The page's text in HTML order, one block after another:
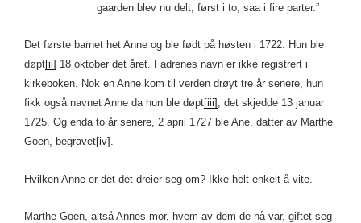
gaarden blev nu delt, først i to, saa i fire parter.”
Det første barnet het Anne og ble født på høsten i 1722. Hun ble
døpt[ii] 18 oktober det året. Fadrenes navn er ikke registrert i
kirkeboken. Nok en Anne kom til verden drøyt tre år senere, hun
fikk også navnet Anne da hun ble døpt[iii] , det skjedde 13 januar
1725. Og enda to år senere, 2 april 1727 ble Ane, datter av Marthe
Goen, begravet[iv] .
Hvilken Anne er det det dreier seg om? Ikke helt enkelt å vite.
Marthe Goen, altså Annes mor, hvem av dem de nå var, giftet seg